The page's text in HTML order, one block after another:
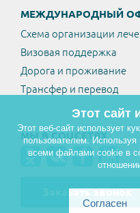
МЕЖДУНАРОДНЫЙ
Схема организации
Визовая поддержка
Дорога и проживание
Трансфер и перевод
МЫ В СОЦСЕТЯХ
Заказать звонок
Этот сайт
Этот веб-сайт использует
пользователем.
всеми файлами cookie в
Согласен